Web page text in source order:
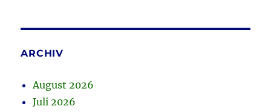
ARCHIV
August 2026
Juli 2026